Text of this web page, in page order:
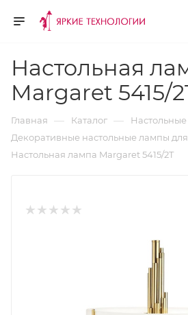
Настольная
Margaret 5415/
Главная — Каталог —
Декоративные настольные лампы
Настольная лампа Margaret 5415/2T